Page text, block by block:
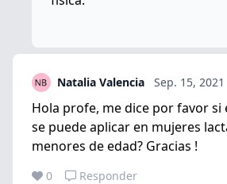
Natalia Valencia Sep. 15, 2021
Hola profe, me dice por favor
se puede aplicar en mujeres
menores de edad? Gracias !
0 Responder